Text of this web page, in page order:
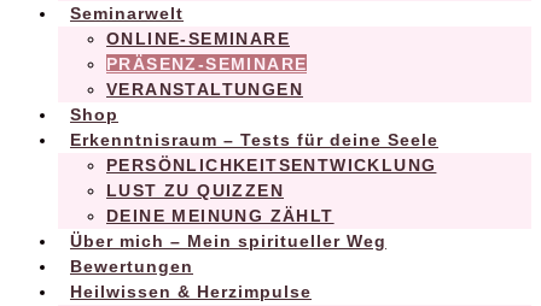
Seminarwelt
ONLINE-SEMINARE
PRÄSENZ-SEMINARE
VERANSTALTUNGEN
Shop
Erkenntnisraum – Tests für deine Seele
PERSÖNLICHKEITSENTWICKLUNG
LUST ZU QUIZZEN
DEINE MEINUNG ZÄHLT
Über mich – Mein spiritueller Weg
Bewertungen
Heilwissen & Herzimpulse